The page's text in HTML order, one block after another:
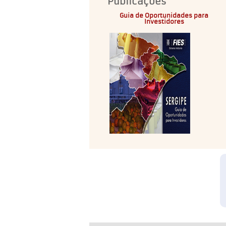
Guia de Oportunidades para
Investidores